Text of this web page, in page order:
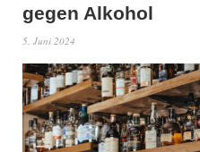
gegen Alkohol
5. Juni 2024